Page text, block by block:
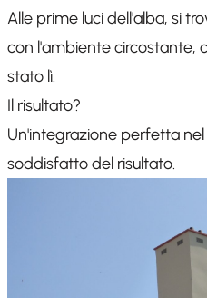
Alle prime luci dell'alba, si
con l'ambiente circostante,
stato lì.
Il risultato?
Un'integrazione perfetta
soddisfatto del risultato.